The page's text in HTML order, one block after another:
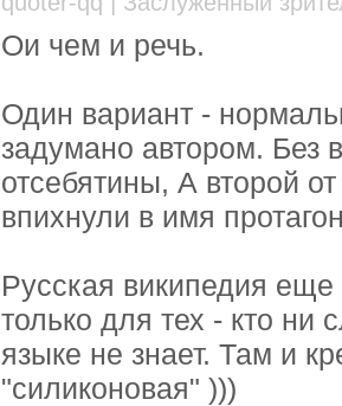
Ои чем и речь.
Один вариант -
задумано автором. Без
отсебятины, А второй
впихнули в имя
Русская википедия еще
только для тех - кто ни
языке не знает. Там и
"силиконовая" )))